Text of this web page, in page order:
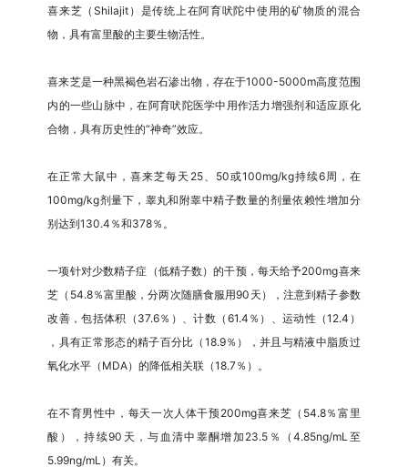
喜来芝（Shilajit）是传统上在阿育吠陀中使用的矿物质的混合
物，具有富里酸的主要生物活性。
喜来芝是一种黑褐色岩石渗出物，存在于1000-5000m高度范围
内的一些山脉中，在阿育吠陀医学中用作活力增强剂和适应原化
合物，具有历史性的“神奇”效应。
在正常大鼠中，喜来芝每天25、50或100mg/kg持续6周，在
100mg/kg剂量下，睾丸和附睾中精子数量的剂量依赖性增加分
别达到130.4％和378％。
一项针对少数精子症（低精子数）的干预，每天给予200mg喜来
芝（54.8％富里酸，分两次随膳食服用90天），注意到精子参数
改善，包括体积（37.6％）、计数（61.4％）、运动性（12.4）
，具有正常形态的精子百分比（18.9％），并且与精液中脂质过
氧化水平（MDA）的降低相关联（18.7％）。
在不育男性中，每天一次人体干预200mg喜来芝（54.8％富里
酸），持续90天，与血清中睾酮增加23.5％（4.85ng/mL至
5.99ng/mL）有关。